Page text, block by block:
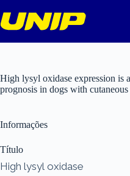
para
o
High lysyl oxidase expression is
prognosis in dogs with
Informações
Título
High lysyl oxidase